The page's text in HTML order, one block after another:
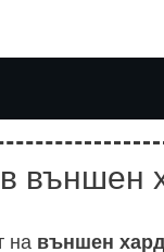
външен
на външен